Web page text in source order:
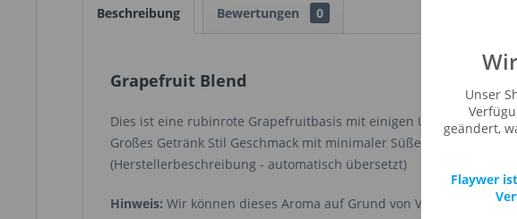
Beschreibung Bewertungen 0
Grapefruit Blend
Dies ist eine rubinrote Grapefruitbasis mit einigen Untertönen
Großes Getränk Stil Geschmack mit minimaler Süße und nicht
(Herstellerbeschreibung - automatisch übersetzt)
Hinweis: Wir können dieses Aroma auf Grund von
Unser
geändert,
Flaywer